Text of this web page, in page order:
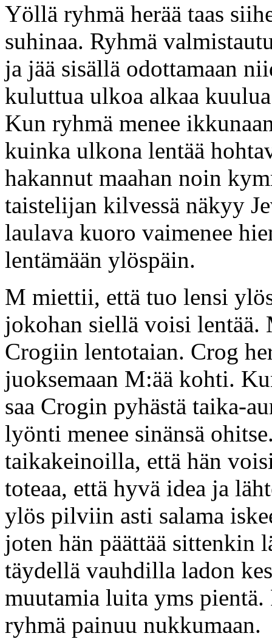
Yöllä ryhmä herää taas
suhinaa. Ryhmä
ja jää sisällä odottamaan
kuluttua ulkoa alkaa
Kun ryhmä menee
kuinka ulkona lentää
hakannut maahan noin
taistelijan kilvessä näkyy
laulava kuoro vaimenee
lentämään ylöspäin.
M miettii, että tuo lensi
jokohan siellä voisi
Crogiin lentotaian. Crog
juoksemaan M:ää kohti.
saa Crogin pyhästä taika-
lyönti menee sinänsä
taikakeinoilla, että hän
toteaa, että hyvä idea ja
ylös pilviin asti salama
joten hän päättää sittenkin
täydellä vauhdilla ladon
muutamia luita yms
ryhmä painuu nukkumaan.